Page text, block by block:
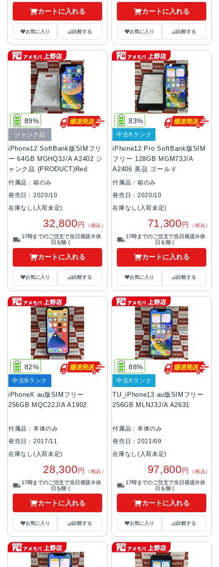
カートに入れる
お気に入り 比較する
カートに入れる
お気に入り 比較する
iPhone12 SoftBank版SIMフリ
ー 64GB MGHQ3J/A A2402 ジ
ャンク品 (PRODUCT)Red
89%
ジャンク品
付属品：箱のみ
発売日：2020/10
在庫なし(入荷未定)
32,800円 （税込）
17時までのご注文で当日発送※休
日を除く
カートに入れる
お気に入り 比較する
iPhone12 Pro SoftBank版SIM
フリー 128GB MGM73J/A
A2406 美品 ゴールド
83%
中古Aランク
付属品：箱のみ
発売日：2020/10
在庫なし(入荷未定)
71,300円 （税込）
17時までのご注文で当日発送※休
日を除く
カートに入れる
お気に入り 比較する
iPhoneX au版SIMフリー
256GB MQC22J/A A1902
82%
中古Bランク
付属品：本体のみ
発売日：2017/11
在庫なし(入荷未定)
28,300円 （税込）
17時までのご注文で当日発送※休
日を除く
カートに入れる
お気に入り 比較する
TU_iPhone13 au版SIMフリー
256GB MLNJ3J/A A2631
88%
中古Aランク
付属品：本体のみ
発売日：2021/09
在庫なし(入荷未定)
97,800円 （税込）
17時までのご注文で当日発送※休
日を除く
カートに入れる
お気に入り 比較する